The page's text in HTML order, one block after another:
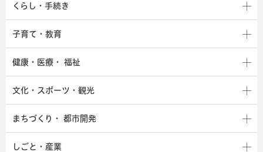
くらし・手続き
子育て・教育
健康・医療・ 福祉
文化・スポーツ・観光
まちづくり・ 都市開発
しごと・産業